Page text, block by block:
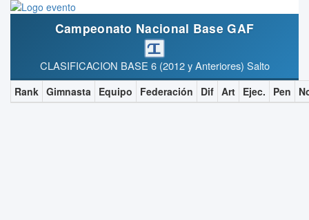
Campeonato Nacional Base GAF
CLASIFICACION BASE 6 (2012 y Anteriores) Salto
Rank Gimnasta Equipo Federación Dif Art Ejec. Pen